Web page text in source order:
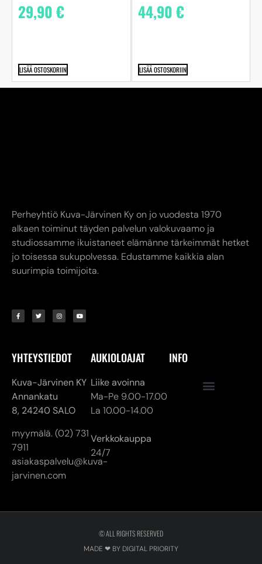
29,90€
LISÄÄ OSTOSKORIIN
44,90€
LISÄÄ OSTOSKORIIN
Perheyhtiö Kuva-Järvinen Ky on jo vuodesta 1970
alkaen toiminut täyden palvelun valokuvaamo ja
studiossamme ikuistaneet elämänne tärkeimmät hetket
jo toisessa sukupolvessa. Edustamme kaikkia alan
suurimpia toimijoita.
YHTEYSTIEDOT
Kuva-Järvinen KY
Annankatu
8, 24240 SALO
myymälä. (02) 731
7911
asiakaspalvelu@kuva-
jarvinen.com
AUKIOLOAJAT
Liike avoinna
Ma-Pe 9.00-17.00
La 10.00-14.00
Verkkokauppa
24/7
INFO
© ALL RIGHTS RESERVED
MADE ❤ BY DIGITAL PRIORITY